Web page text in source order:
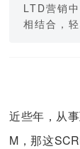
LTD营销
相结合，
近些年，从
M，那这